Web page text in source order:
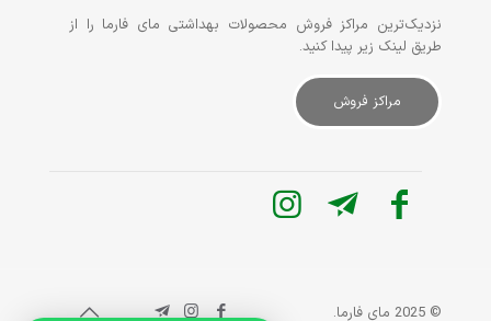
نزدیک‌ترین مراکز فروش محصولات بهداشتی مای فارما را از
طریق لینک زیر پیدا کنید.
مراکز فروش
© 2025 مای فارما.